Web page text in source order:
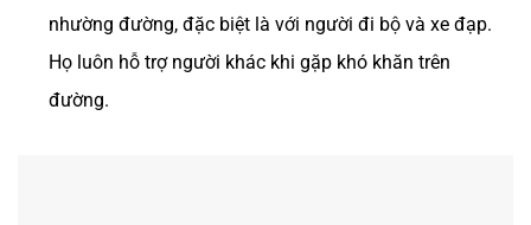
nhường đường, đặc biệt là với người đi bộ và xe đạp.
Họ luôn hỗ trợ người khác khi gặp khó khăn trên
đường.